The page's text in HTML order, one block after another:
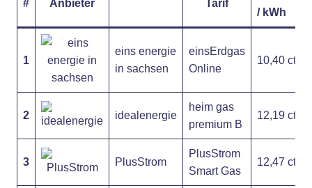
# Anbieter Tarif
/ kWh
1
eins energie
in sachsen
einsErdgas
Online
10,40 ct
2 idealenergie
heim gas
premium B
12,19 ct
3 PlusStrom
PlusStrom
Smart Gas
12,47 ct